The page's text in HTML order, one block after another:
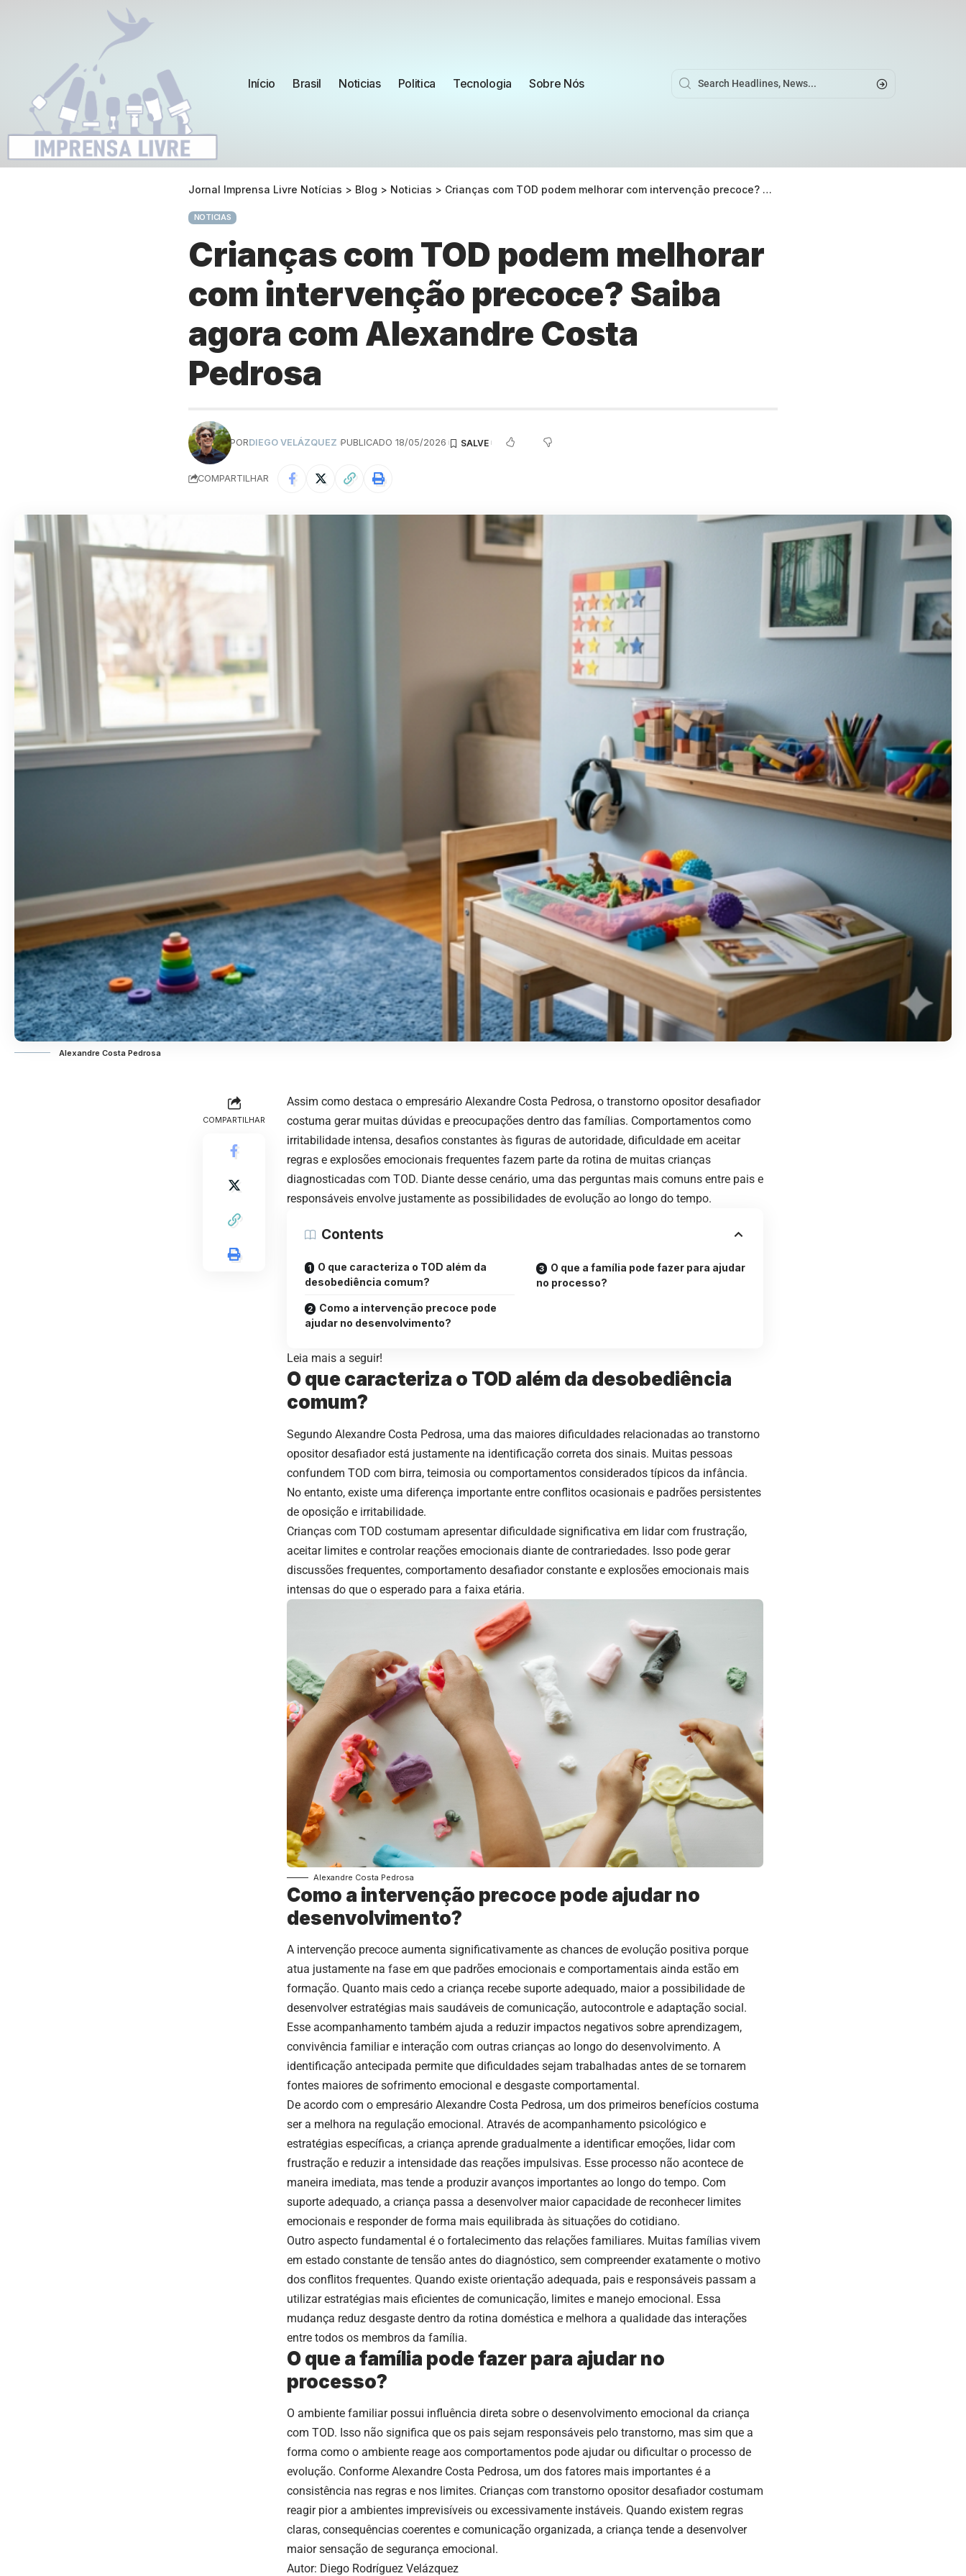
Início Brasil Noticias Politica Tecnologia Sobre Nós
Jornal Imprensa Livre Notícias > Blog > Noticias > Crianças com TOD podem melhorar com intervenção precoce? Saiba agora com Alexandre Costa Pedrosa
NOTICIAS
Crianças com TOD podem melhorar
com intervenção precoce? Saiba
agora com Alexandre Costa
Pedrosa
PORDIEGO VELÁZQUEZ PUBLICADO 18/05/2026
COMPARTILHAR
Alexandre Costa Pedrosa
COMPARTILHAR
Assim como destaca o empresário Alexandre Costa Pedrosa, o transtorno opositor desafiador
costuma gerar muitas dúvidas e preocupações dentro das famílias. Comportamentos como
irritabilidade intensa, desafios constantes às figuras de autoridade, dificuldade em aceitar
regras e explosões emocionais frequentes fazem parte da rotina de muitas crianças
diagnosticadas com TOD. Diante desse cenário, uma das perguntas mais comuns entre pais e
responsáveis envolve justamente as possibilidades de evolução ao longo do tempo.
Contents
O que caracteriza o TOD além da
desobediência comum?
Como a intervenção precoce pode
ajudar no desenvolvimento?
O que a família pode fazer para ajudar
no processo?
Leia mais a seguir!
O que caracteriza o TOD além da desobediência
comum?
Segundo Alexandre Costa Pedrosa, uma das maiores dificuldades relacionadas ao transtorno
opositor desafiador está justamente na identificação correta dos sinais. Muitas pessoas
confundem TOD com birra, teimosia ou comportamentos considerados típicos da infância.
No entanto, existe uma diferença importante entre conflitos ocasionais e padrões persistentes
de oposição e irritabilidade.
Crianças com TOD costumam apresentar dificuldade significativa em lidar com frustração,
aceitar limites e controlar reações emocionais diante de contrariedades. Isso pode gerar
discussões frequentes, comportamento desafiador constante e explosões emocionais mais
intensas do que o esperado para a faixa etária.
Alexandre Costa Pedrosa
Como a intervenção precoce pode ajudar no
desenvolvimento?
A intervenção precoce aumenta significativamente as chances de evolução positiva porque
atua justamente na fase em que padrões emocionais e comportamentais ainda estão em
formação. Quanto mais cedo a criança recebe suporte adequado, maior a possibilidade de
desenvolver estratégias mais saudáveis de comunicação, autocontrole e adaptação social.
Esse acompanhamento também ajuda a reduzir impactos negativos sobre aprendizagem,
convivência familiar e interação com outras crianças ao longo do desenvolvimento. A
identificação antecipada permite que dificuldades sejam trabalhadas antes de se tornarem
fontes maiores de sofrimento emocional e desgaste comportamental.
De acordo com o empresário Alexandre Costa Pedrosa, um dos primeiros benefícios costuma
ser a melhora na regulação emocional. Através de acompanhamento psicológico e
estratégias específicas, a criança aprende gradualmente a identificar emoções, lidar com
frustração e reduzir a intensidade das reações impulsivas. Esse processo não acontece de
maneira imediata, mas tende a produzir avanços importantes ao longo do tempo. Com
suporte adequado, a criança passa a desenvolver maior capacidade de reconhecer limites
emocionais e responder de forma mais equilibrada às situações do cotidiano.
Outro aspecto fundamental é o fortalecimento das relações familiares. Muitas famílias vivem
em estado constante de tensão antes do diagnóstico, sem compreender exatamente o motivo
dos conflitos frequentes. Quando existe orientação adequada, pais e responsáveis passam a
utilizar estratégias mais eficientes de comunicação, limites e manejo emocional. Essa
mudança reduz desgaste dentro da rotina doméstica e melhora a qualidade das interações
entre todos os membros da família.
O que a família pode fazer para ajudar no
processo?
O ambiente familiar possui influência direta sobre o desenvolvimento emocional da criança
com TOD. Isso não significa que os pais sejam responsáveis pelo transtorno, mas sim que a
forma como o ambiente reage aos comportamentos pode ajudar ou dificultar o processo de
evolução. Conforme Alexandre Costa Pedrosa, um dos fatores mais importantes é a
consistência nas regras e nos limites. Crianças com transtorno opositor desafiador costumam
reagir pior a ambientes imprevisíveis ou excessivamente instáveis. Quando existem regras
claras, consequências coerentes e comunicação organizada, a criança tende a desenvolver
maior sensação de segurança emocional.
Autor: Diego Rodríguez Velázquez